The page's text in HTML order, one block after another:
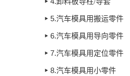
5.汽车模具用搬运零件
6.汽车模具用导向零件
7.汽车模具用定位零件
8.汽车模具用小零件